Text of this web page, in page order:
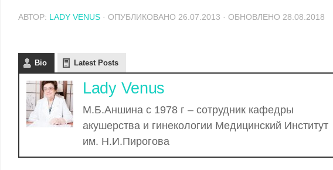
АВТОР: LADY VENUS · ОПУБЛИКОВАНО 26.07.2013 · ОБНОВЛЕНО 28.08.2018
Bio Latest Posts
Lady Venus
М.Б.Аншина с 1978 г – сотрудник кафедры
акушерства и гинекологии Медицинский Институт
им. Н.И.Пирогова